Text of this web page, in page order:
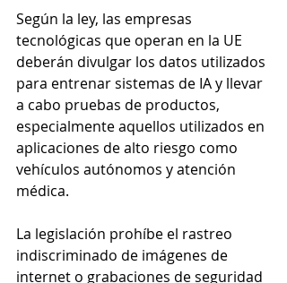
Según la ley, las empresas
tecnológicas que operan en la UE
deberán divulgar los datos utilizados
para entrenar sistemas de IA y llevar
a cabo pruebas de productos,
especialmente aquellos utilizados en
aplicaciones de alto riesgo como
vehículos autónomos y atención
médica.
La legislación prohíbe el rastreo
indiscriminado de imágenes de
internet o grabaciones de seguridad